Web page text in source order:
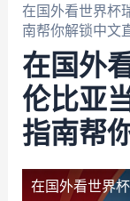
在国外看世界杯
南帮你解锁中文
在国外
伦比亚
指南帮
在国外看世界